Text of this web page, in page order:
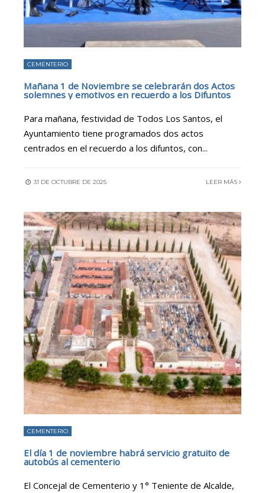
CEMENTERIO
Mañana 1 de Noviembre se celebrarán dos Actos
solemnes y emotivos en recuerdo a los Difuntos
Para mañana, festividad de Todos Los Santos, el
Ayuntamiento tiene programados dos actos
centrados en el recuerdo a los difuntos, con...
31 DE OCTUBRE DE 2025 LEER MÁS
CEMENTERIO
El día 1 de noviembre habrá servicio gratuito de
autobús al cementerio
El Concejal de Cementerio y 1° Teniente de Alcalde,